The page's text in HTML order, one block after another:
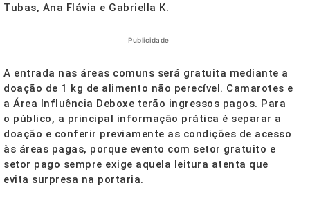
Tubas, Ana Flávia e Gabriella K.
Publicidade
A entrada nas áreas comuns será gratuita mediante a
doação de 1 kg de alimento não perecível. Camarotes e
a Área Influência Deboxe terão ingressos pagos. Para
o público, a principal informação prática é separar a
doação e conferir previamente as condições de acesso
às áreas pagas, porque evento com setor gratuito e
setor pago sempre exige aquela leitura atenta que
evita surpresa na portaria.